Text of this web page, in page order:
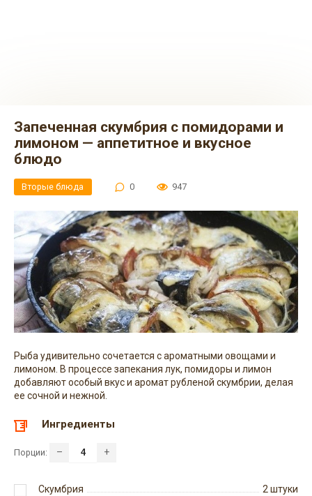
Запеченная скумбрия с помидорами и
лимоном — аппетитное и вкусное
блюдо
Вторые блюда 0 947
Рыба удивительно сочетается с ароматными овощами и
лимоном. В процессе запекания лук, помидоры и лимон
добавляют особый вкус и аромат рубленой скумбрии, делая
ее сочной и нежной.
Ингредиенты
Порции: – +
Скумбрия 2штуки